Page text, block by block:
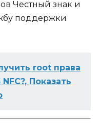
Честный знак и
поддержки
root права
Показать